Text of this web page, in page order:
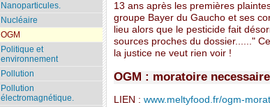
13 ans après les premières
groupe Bayer du Gaucho et ses
lieu alors que le pesticide fait
sources proches du dossier......"
la justice ne veut rien voir !
OGM : moratoire
LIEN : www.meltyfood.fr/ogm-
Nanoparticules.
Nucléaire
OGM
Politique et
environnement
Pollution
Pollution
électromagnétique.